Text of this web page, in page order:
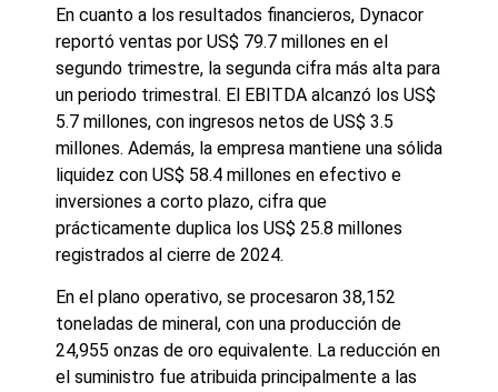
En cuanto a los resultados financieros, Dynacor
reportó ventas por US$ 79.7 millones en el
segundo trimestre, la segunda cifra más alta para
un periodo trimestral. El EBITDA alcanzó los US$
5.7 millones, con ingresos netos de US$ 3.5
millones. Además, la empresa mantiene una sólida
liquidez con US$ 58.4 millones en efectivo e
inversiones a corto plazo, cifra que
prácticamente duplica los US$ 25.8 millones
registrados al cierre de 2024.
En el plano operativo, se procesaron 38,152
toneladas de mineral, con una producción de
24,955 onzas de oro equivalente. La reducción en
el suministro fue atribuida principalmente a las